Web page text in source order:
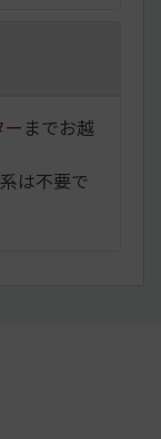
までお越
は不要で